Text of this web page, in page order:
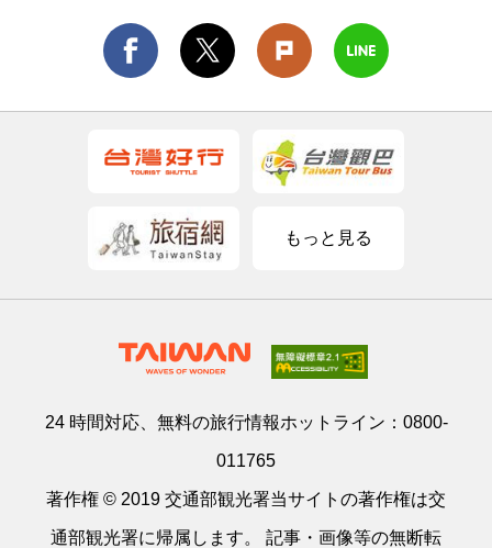
もっと見る
24 時間対応、無料の旅行情報ホットライン： 0800-
011765
著作権 © 2019 交通部観光署当サイトの著作権は交
通部観光署に帰属します。 記事・画像等の無断転